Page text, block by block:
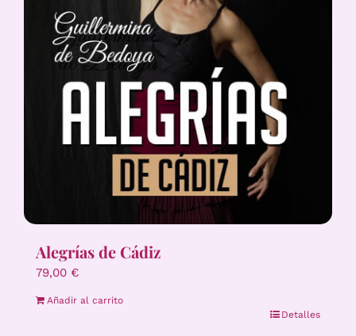
Alegrías de Cádiz
79,00 €
Añadir al carrito
Detalles